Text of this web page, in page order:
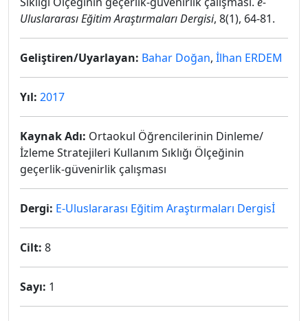
Uluslararası Eğitim Araştırmaları Dergisi, 8(1), 64-81.
Geliştiren/Uyarlayan: Bahar Doğan, İlhan ERDEM
Yıl: 2017
Kaynak Adı: Ortaokul Öğrencilerinin Dinleme/
İzleme Stratejileri Kullanım Sıklığı Ölçeğinin
geçerlik-güvenirlik çalışması
Dergi: E-Uluslararası Eğitim Araştırmaları Dergisİ
Cilt: 8
Sayı: 1